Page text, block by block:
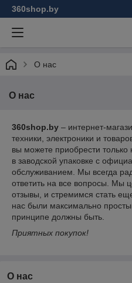
360shop.by
О нас
О нас
360shop.by – интернет-
техники, электроники и
вы можете приобрести
в заводской упаковке с
обслуживанием. Мы всегда
ответить на все вопросы. Мы
отзывы, и стремимся стать
нас были максимально
принципе должны быть.
Приятных покупок!
О нас